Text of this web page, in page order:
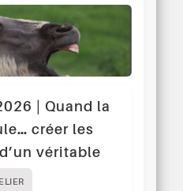
| Quand la
créer les
véritable